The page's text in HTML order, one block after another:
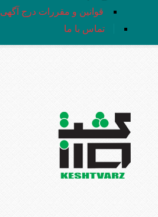
قوانین و مقررات درج آگهی
تماس با ما